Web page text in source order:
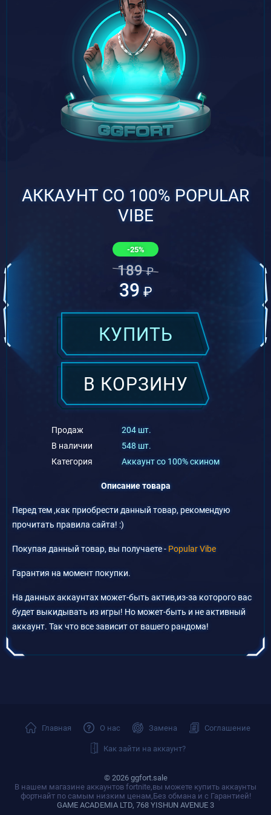
АККАУНТ СО 100% POPULAR
VIBE
Продаж
204 шт.
В наличии
548 шт.
Категория
Аккаунт со 100% скином
Описание товара
Перед тем ,как приобрести данный товар, рекомендую
прочитать правила сайта! :)
Покупая данный товар, вы получаете - Popular Vibe
Гарантия на момент покупки.
На данных аккаунтах может-быть актив,из-за которого вас
будет выкидывать из игры! Но может-быть и не активный
аккаунт. Так что все зависит от вашего рандома!
-25%
189 ₽
39 ₽
КУПИТЬ
В КОРЗИНУ
© 2026 ggfort.sale
В нашем магазине аккаунтов fortnite,вы можете купить аккаунты
фортнайт по самым низким ценам,Без обмана и с Гарантией!
GAME ACADEMIA LTD, 768 YISHUN AVENUE 3
Главная О нас Замена
Соглашение
Как зайти на аккаунт?